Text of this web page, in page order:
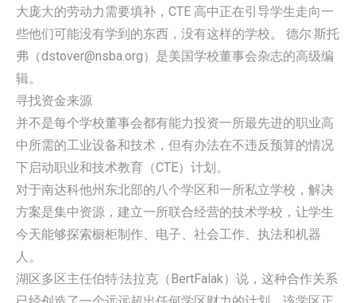
大庞大的劳动力需要填补，CTE 高中正在引导学生走向一
些他们可能没有学到的东西，没有这样的学校。 德尔·斯托
弗（dstover@nsba.org）是美国学校董事会杂志的高级编
辑。
寻找资金来源
并不是每个学校董事会都有能力投资一所最先进的职业高
中所需的工业设备和技术，但有办法在不违反预算的情况
下启动职业和技术教育（CTE）计划。
对于南达科他州东北部的八个学区和一所私立学校，解决
方案是集中资源，建立一所联合经营的技术学校，让学生
今天能够探索橱柜制作、电子、社会工作、执法和机器
人。
湖区多区主任伯特·法拉克（BertFalak）说，这种合作关系